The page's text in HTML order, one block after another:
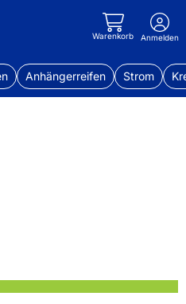
Warenkorb Anmelden
Anhängerreifen Strom